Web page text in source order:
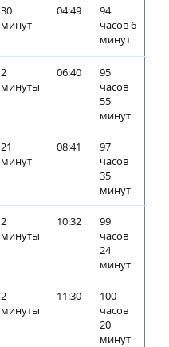
30
минут
04:49
94
часов 6
минут
2
минуты
06:40
95
часов
55
минут
21
минут
08:41
97
часов
35
минут
2
минуты
10:32
99
часов
24
минут
2
минуты
11:30
100
часов
20
минут